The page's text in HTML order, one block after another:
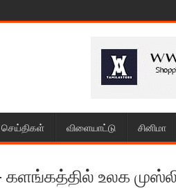
செய்திகள் விளையாட்டு சினிமா
களங்கத்தில் உலக